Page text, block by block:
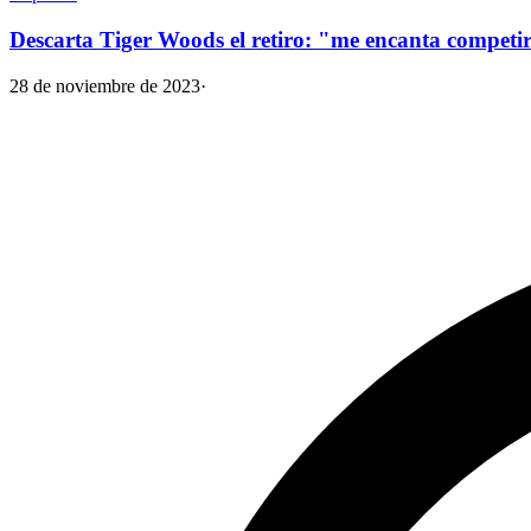
Descarta Tiger Woods el retiro: "me encanta
28 de noviembre de 2023·